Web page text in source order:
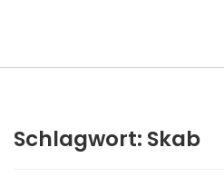
Schlagwort: Skab